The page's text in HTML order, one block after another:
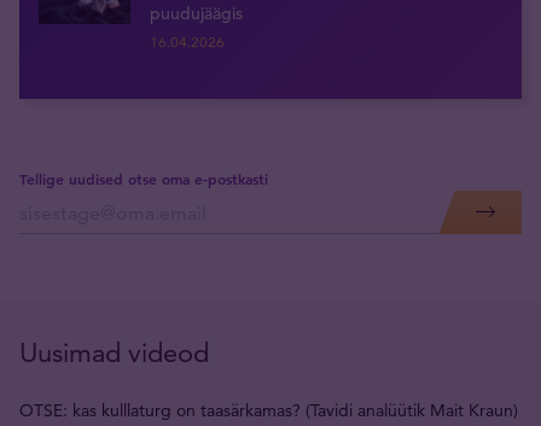
puudujäägis
16.04.2026
Tellige uudised otse oma e-postkasti
Uusimad videod
OTSE: kas kulllaturg on taasärkamas? (Tavidi analüütik Mait Kraun)